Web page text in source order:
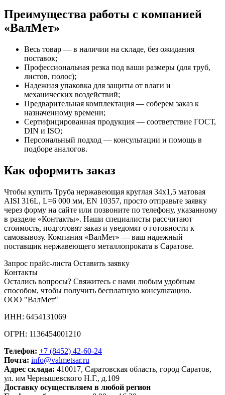
Преимущества работы с компанией
«ВалМет»
Весь товар — в наличии на складе, без ожидания
поставок;
Профессиональная резка под ваши размеры (для труб,
листов, полос);
Надежная упаковка для защиты от влаги и
механических воздействий;
Предварительная комплектация — соберем заказ к
назначенному времени;
Сертифицированная продукция — соответствие ГОСТ,
DIN и ISO;
Персональный подход — консультации и помощь в
подборе аналогов.
Как оформить заказ
Чтобы купить Труба нержавеющая круглая 34х1,5 матовая
AISI 316L, L=6 000 мм, EN 10357, просто отправьте заявку
через форму на сайте или позвоните по телефону, указанному
в разделе «Контакты». Наши специалисты рассчитают
стоимость, подготовят заказ и уведомят о готовности к
самовывозу. Компания «ВалМет» — ваш надежный
поставщик нержавеющего металлопроката в Саратове.
Запрос прайс-листа Оставить заявку
Контакты
Остались вопросы? Свяжитесь с нами любым удобным
способом, чтобы получить бесплатную консультацию.
ООО "ВалМет"
ИНН: 6454131069
ОГРН: 1136454001210
Телефон: +7 (8452) 42-60-24
Почта: info@valmetsar.ru
Адрес склада: 410017, Саратовская область, город Саратов,
ул. им Чернышевского Н.Г., д.109
Доставку осуществляем в любой регион